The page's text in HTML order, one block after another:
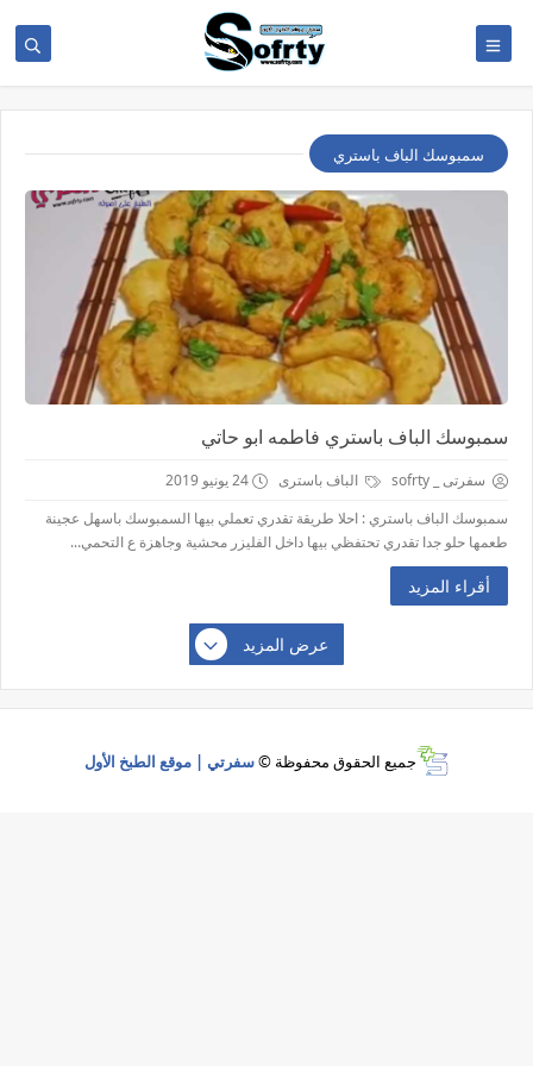
سمبوسك الباف باستري
سمبوسك الباف باستري فاطمه ابو حاتي
سفرتى _ sofrty الباف باسترى
24 يونيو 2019
سمبوسك الباف باستري : احلا طريقة تقدري تعملي بيها السمبوسك باسهل عجينة
طعمها حلو جدا تقدري تحتفظي بيها داخل الفليزر محشية وجاهزة ع التحمي...
أقراء المزيد
عرض المزيد
جميع الحقوق محفوظة ©سفرتي | موقع الطبخ الأول